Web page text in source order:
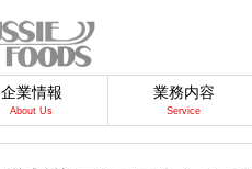
企業情報
About Us
業務内容
Service